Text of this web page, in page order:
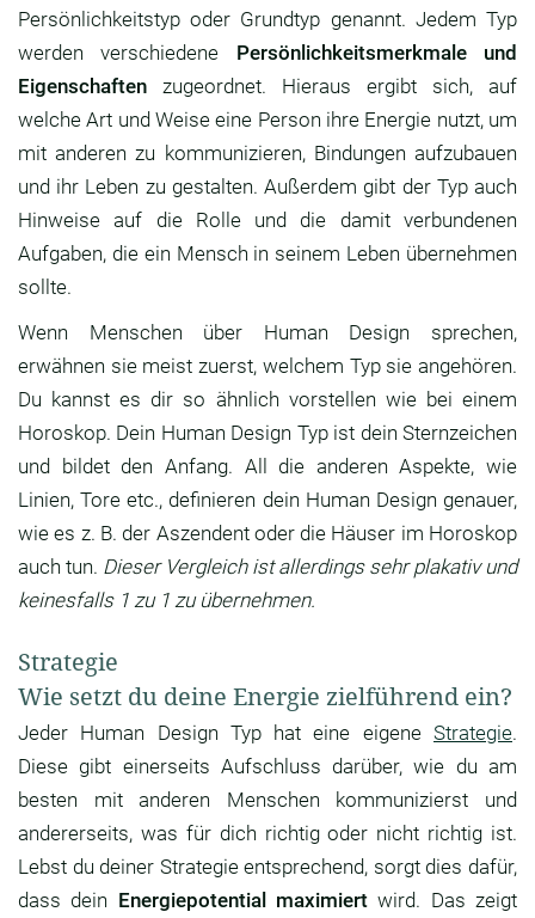
Persönlichkeitstyp oder Grundtyp genannt. Jedem Typ
werden verschiedene Persönlichkeitsmerkmale und
Eigenschaften zugeordnet. Hieraus ergibt sich, auf
welche Art und Weise eine Person ihre Energie nutzt, um
mit anderen zu kommunizieren, Bindungen aufzubauen
und ihr Leben zu gestalten. Außerdem gibt der Typ auch
Hinweise auf die Rolle und die damit verbundenen
Aufgaben, die ein Mensch in seinem Leben übernehmen
sollte.
Wenn Menschen über Human Design sprechen,
erwähnen sie meist zuerst, welchem Typ sie angehören.
Du kannst es dir so ähnlich vorstellen wie bei einem
Horoskop. Dein Human Design Typ ist dein Sternzeichen
und bildet den Anfang. All die anderen Aspekte, wie
Linien, Tore etc., definieren dein Human Design genauer,
wie es z. B. der Aszendent oder die Häuser im Horoskop
auch tun. Dieser Vergleich ist allerdings sehr plakativ und
keinesfalls 1 zu 1 zu übernehmen.
Strategie
Wie setzt du deine Energie zielführend ein?
Jeder Human Design Typ hat eine eigene Strategie.
Diese gibt einerseits Aufschluss darüber, wie du am
besten mit anderen Menschen kommunizierst und
andererseits, was für dich richtig oder nicht richtig ist.
Lebst du deiner Strategie entsprechend, sorgt dies dafür,
dass dein Energiepotential maximiert wird. Das zeigt